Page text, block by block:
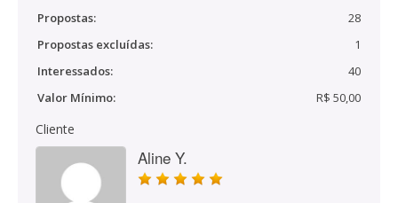
Propostas:
28
Propostas excluídas:
1
Interessados:
40
Valor Mínimo:
R$ 50,00
Cliente
Aline Y.